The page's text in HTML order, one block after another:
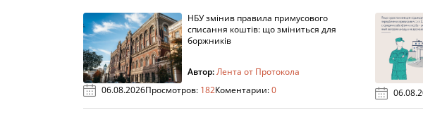
НБУ змінив правила примусового
списання коштів: що зміниться для
боржників
Автор:Лента от Протокола
06.08.2026Просмотров: 182Коментарии:0